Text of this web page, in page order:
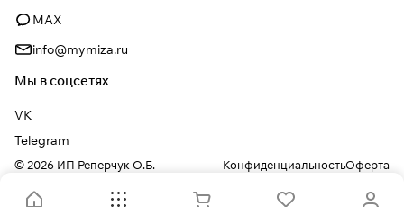
MAX
info@mymiza.ru
Мы в соцсетях
VK
Telegram
© 2026 ИП Реперчук О.Б. КонфиденциальностьОферта